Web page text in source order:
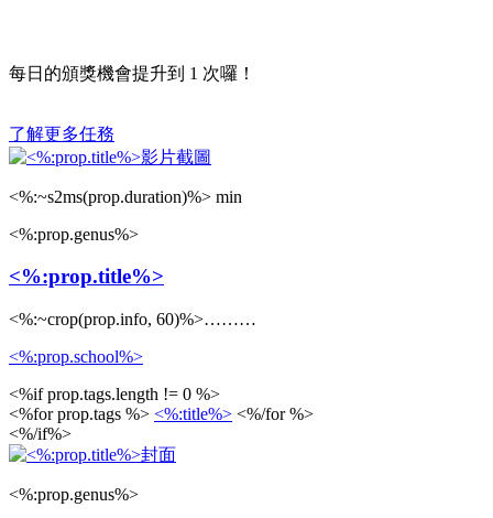
每日的頒獎機會提升到 1 次囉！
了解更多任務
<%:~s2ms(prop.duration)%> min
<%:prop.genus%>
<%:prop.title%>
<%:~crop(prop.info, 60)%>………
<%:prop.school%>
<%if prop.tags.length != 0 %>
<%for prop.tags %> <%:title%> <%/for %>
<%/if%>
<%:prop.genus%>